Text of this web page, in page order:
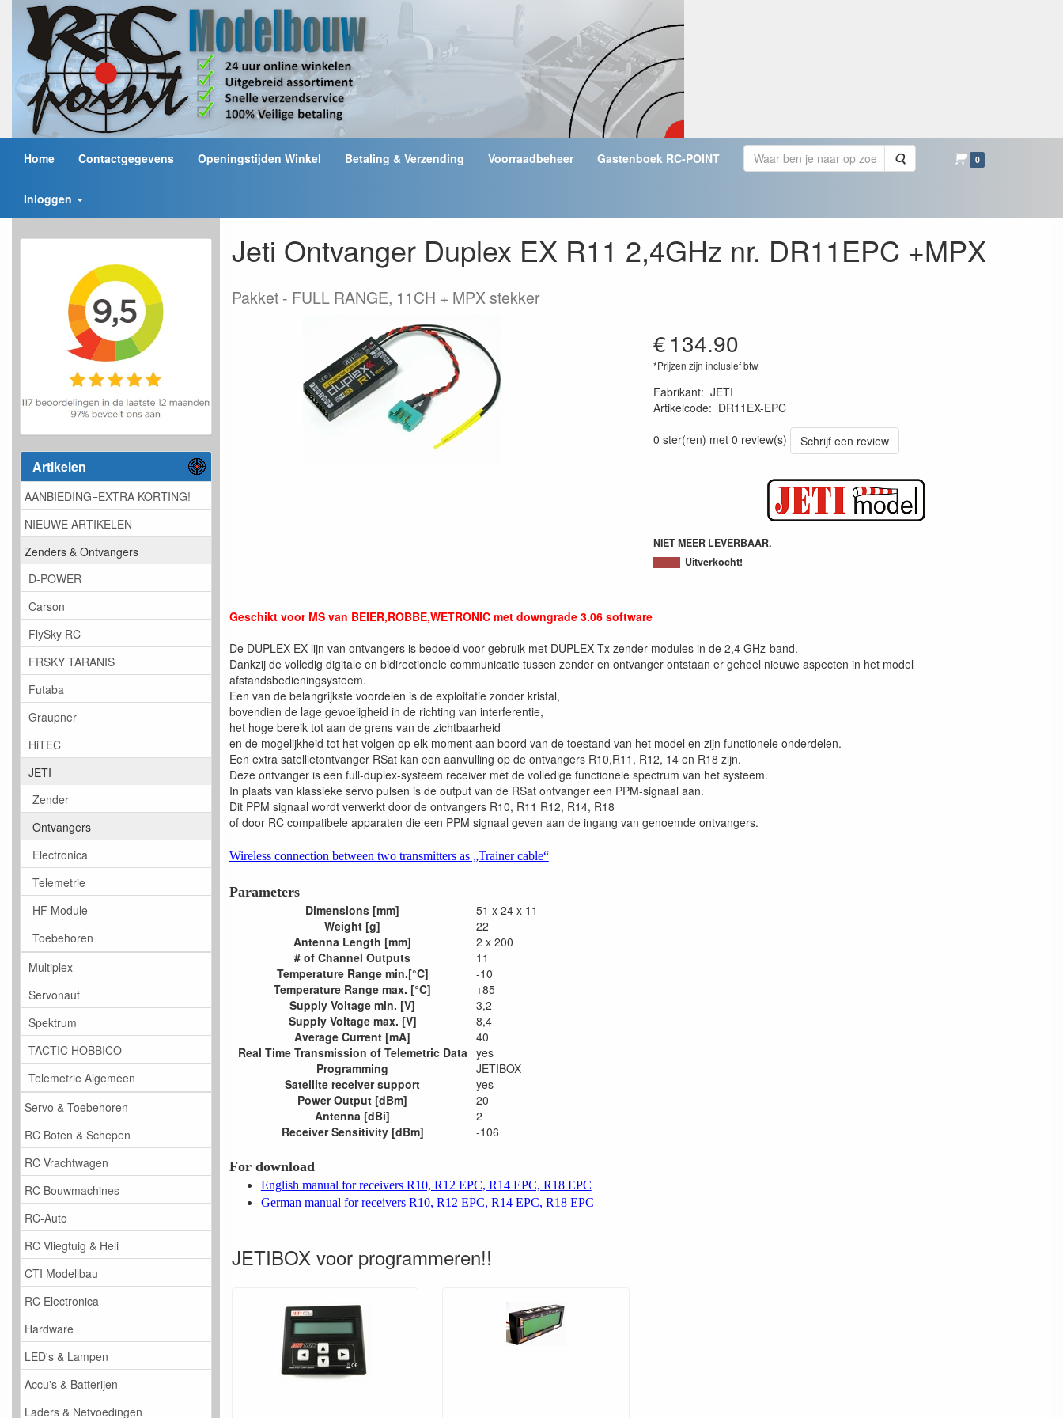
Home Contactgegevens Openingstijden Winkel Betaling & Verzending Voorraadbeheer Gastenboek RC-POINT Zoeken 0
Inloggen
Artikelen
AANBIEDING=EXTRA KORTING!
NIEUWE ARTIKELEN
Zenders & Ontvangers
D-POWER
Carson
FlySky RC
FRSKY TARANIS
Futaba
Graupner
HiTEC
JETI
Zender
Ontvangers
Electronica
Telemetrie
HF Module
Toebehoren
Multiplex
Servonaut
Spektrum
TACTIC HOBBICO
Telemetrie Algemeen
Servo & Toebehoren
RC Boten & Schepen
RC Vrachtwagen
RC Bouwmachines
RC-Auto
RC Vliegtuig & Heli
CTI Modellbau
RC Electronica
Hardware
LED's & Lampen
Accu's & Batterijen
Laders & Netvoedingen
Jeti Ontvanger Duplex EX R11 2,4GHz nr. DR11EPC +MPX
Pakket FULL RANGE, 11CH + MPX stekker
€134.90
*Prijzen zijn inclusief btw
Fabrikant: JETI
Artikelcode: DR11EX-EPC
0 ster(ren) met 0 review(s)
Schrijf een review
NIET MEER LEVERBAAR.
Uitverkocht!
Geschikt voor MS van BEIER,ROBBE,WETRONIC met downgrade 3.06 software
De DUPLEX EX lijn van ontvangers is bedoeld voor gebruik met DUPLEX Tx zender modules in de 2,4 GHz-band.
Dankzij de volledig digitale en bidirectionele communicatie tussen zender en ontvanger ontstaan er geheel nieuwe aspecten in het model
afstandsbedieningsysteem.
Een van de belangrijkste voordelen is de exploitatie zonder kristal,
bovendien de lage gevoeligheid in de richting van interferentie,
het hoge bereik tot aan de grens van de zichtbaarheid
en de mogelijkheid tot het volgen op elk moment aan boord van de toestand van het model en zijn functionele onderdelen.
Een extra satellietontvanger RSat kan een aanvulling op de ontvangers R10,R11, R12, 14 en R18 zijn.
Deze ontvanger is een full-duplex-systeem receiver met de volledige functionele spectrum van het systeem.
In plaats van klassieke servo pulsen is de output van de RSat ontvanger een PPM-signaal aan.
Dit PPM signaal wordt verwerkt door de ontvangers R10, R11 R12, R14, R18
of door RC compatibele apparaten die een PPM signaal geven aan de ingang van genoemde ontvangers.
Wireless connection between two transmitters as „Trainer cable“
Parameters
Dimensions [mm]
51 x 24 x 11
Weight [g]
22
Antenna Length [mm]
2 x 200
# of Channel Outputs
11
Temperature Range min.[°C]
-10
Temperature Range max. [°C]
+85
Supply Voltage min. [V]
3,2
Supply Voltage max. [V]
8,4
Average Current [mA]
40
Real Time Transmission of Telemetric Data yes
Programming
JETIBOX
Satellite receiver support
yes
Power Output [dBm]
20
Antenna [dBi]
2
Receiver Sensitivity [dBm]
-106
For download
English manual for receivers R10, R12 EPC, R14 EPC, R18 EPC
German manual for receivers R10, R12 EPC, R14 EPC, R18 EPC
JETIBOX voor programmeren!!